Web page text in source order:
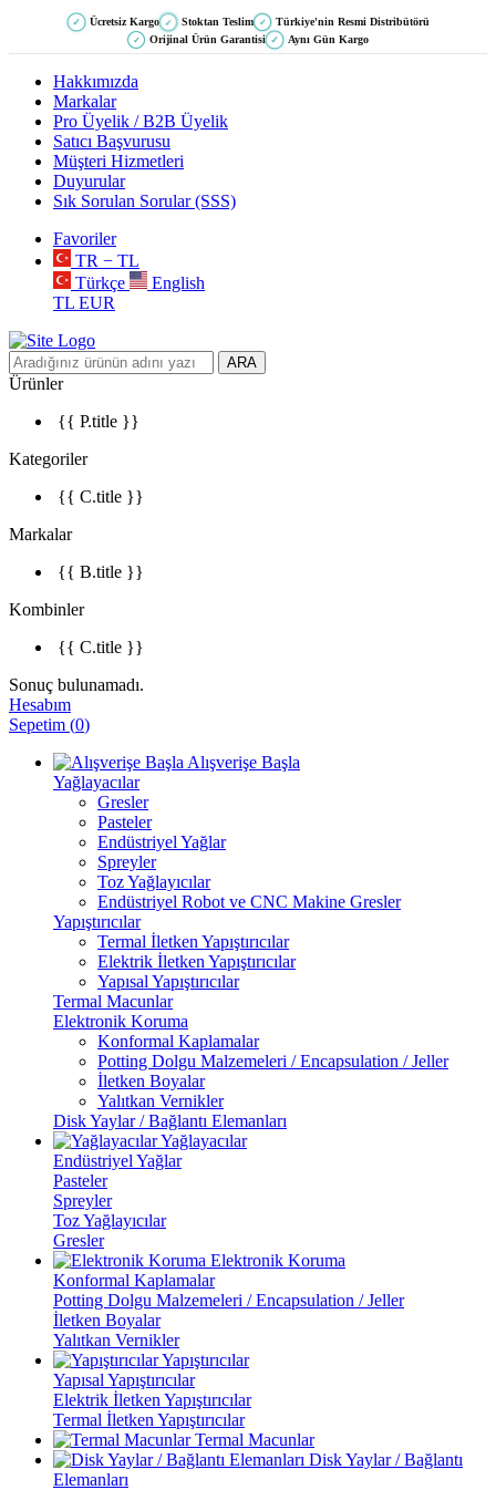
✓ Ücretsiz Kargo ✓ Stoktan Teslim ✓ Türkiye'nin Resmi Distribütörü
✓ Orijinal Ürün Garantisi ✓ Aynı Gün Kargo
Hakkımızda
Markalar
Pro Üyelik / B2B Üyelik
Satıcı Başvurusu
Müşteri Hizmetleri
Duyurular
Sık Sorulan Sorular (SSS)
Favoriler
TR − TL
Türkçe
English
TL EUR
ARA
Ürünler
{{ P.title }}
Kategoriler
{{ C.title }}
Markalar
{{ B.title }}
Kombinler
{{ C.title }}
Sonuç bulunamadı.
Hesabım
Sepetim (0)
Alışverişe Başla
Yağlayacılar
Gresler
Pasteler
Endüstriyel Yağlar
Spreyler
Toz Yağlayıcılar
Endüstriyel Robot ve CNC Makine Gresler
Yapıştırıcılar
Termal İletken Yapıştırıcılar
Elektrik İletken Yapıştırıcılar
Yapısal Yapıştırıcılar
Termal Macunlar
Elektronik Koruma
Konformal Kaplamalar
Potting Dolgu Malzemeleri / Encapsulation / Jeller
İletken Boyalar
Yalıtkan Vernikler
Disk Yaylar / Bağlantı Elemanları
Yağlayacılar
Endüstriyel Yağlar
Pasteler
Spreyler
Toz Yağlayıcılar
Gresler
Elektronik Koruma
Konformal Kaplamalar
Potting Dolgu Malzemeleri / Encapsulation / Jeller
İletken Boyalar
Yalıtkan Vernikler
Yapıştırıcılar
Yapısal Yapıştırıcılar
Elektrik İletken Yapıştırıcılar
Termal İletken Yapıştırıcılar
Termal Macunlar
Disk Yaylar / Bağlantı
Elemanları